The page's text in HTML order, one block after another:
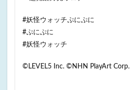
#妖怪ウォッチぷにぷに
#ぷにぷに
#妖怪ウォッチ
©LEVEL5 Inc. ©NHN PlayArt Corp.